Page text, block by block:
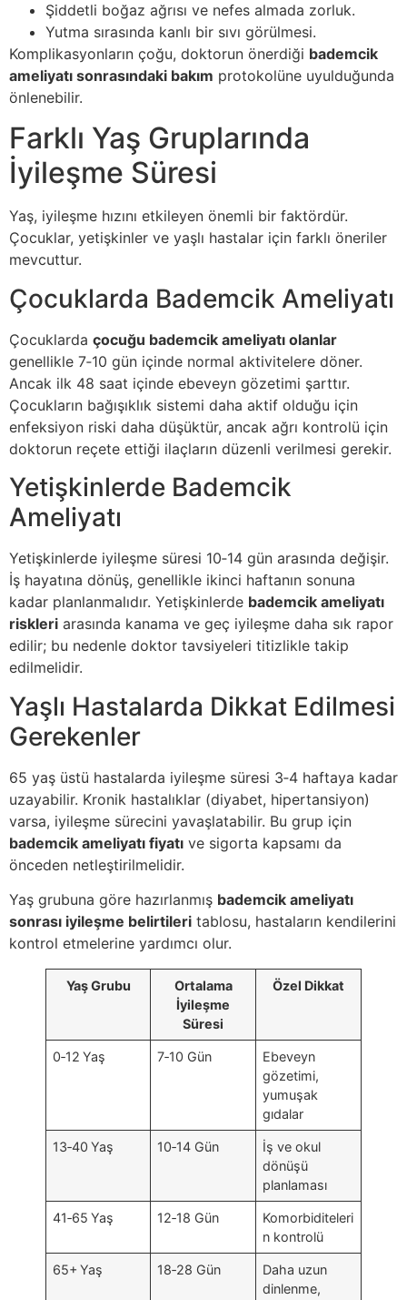
Şiddetli boğaz ağrısı ve nefes almada zorluk.
Yutma sırasında kanlı bir sıvı görülmesi.
Komplikasyonların çoğu, doktorun önerdiği bademcik
ameliyatı sonrasındaki bakım protokolüne uyulduğunda
önlenebilir.
Farklı Yaş Gruplarında
İyileşme Süresi
Yaş, iyileşme hızını etkileyen önemli bir faktördür.
Çocuklar, yetişkinler ve yaşlı hastalar için farklı öneriler
mevcuttur.
Çocuklarda Bademcik Ameliyatı
Çocuklarda çocuğu bademcik ameliyatı olanlar
genellikle 7‑10 gün içinde normal aktivitelere döner.
Ancak ilk 48 saat içinde ebeveyn gözetimi şarttır.
Çocukların bağışıklık sistemi daha aktif olduğu için
enfeksiyon riski daha düşüktür, ancak ağrı kontrolü için
doktorun reçete ettiği ilaçların düzenli verilmesi gerekir.
Yetişkinlerde Bademcik
Ameliyatı
Yetişkinlerde iyileşme süresi 10‑14 gün arasında değişir.
İş hayatına dönüş, genellikle ikinci haftanın sonuna
kadar planlanmalıdır. Yetişkinlerde bademcik ameliyatı
riskleri arasında kanama ve geç iyileşme daha sık rapor
edilir; bu nedenle doktor tavsiyeleri titizlikle takip
edilmelidir.
Yaşlı Hastalarda Dikkat Edilmesi
Gerekenler
65 yaş üstü hastalarda iyileşme süresi 3‑4 haftaya kadar
uzayabilir. Kronik hastalıklar (diyabet, hipertansiyon)
varsa, iyileşme sürecini yavaşlatabilir. Bu grup için
bademcik ameliyatı fiyatı ve sigorta kapsamı da
önceden netleştirilmelidir.
Yaş grubuna göre hazırlanmış bademcik ameliyatı
sonrası iyileşme belirtileri tablosu, hastaların kendilerini
kontrol etmelerine yardımcı olur.
Yaş Grubu
Ortalama
İyileşme
Süresi
Özel Dikkat
0‑12 Yaş 7‑10 Gün
Ebeveyn
gözetimi,
yumuşak
gıdalar
13‑40 Yaş 10‑14 Gün
İş ve okul
dönüşü
planlaması
41‑65 Yaş 12‑18 Gün
Komorbiditeleri
n kontrolü
65+ Yaş 18‑28 Gün
Daha uzun
dinlenme,